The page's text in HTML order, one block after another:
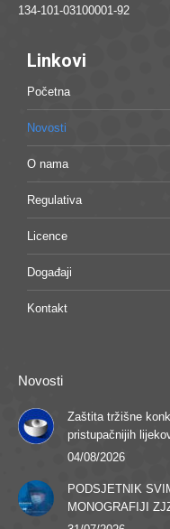
134-101-03100001-92
Linkovi
Početna
Novosti
O nama
Regulativa
Licence
Događaji
Kontakt
Novosti
Zaštita tržišne
pristupačnijih
04/08/2026
PODSJETNIK
MONOGRAFIJI